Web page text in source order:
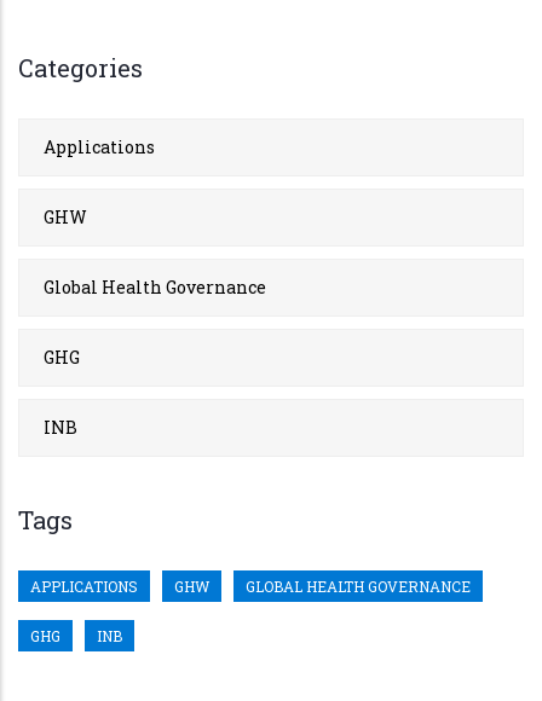
Categories
Applications
GHW
Global Health Governance
GHG
INB
Tags
APPLICATIONS GHW GLOBAL HEALTH GOVERNANCE
GHG INB